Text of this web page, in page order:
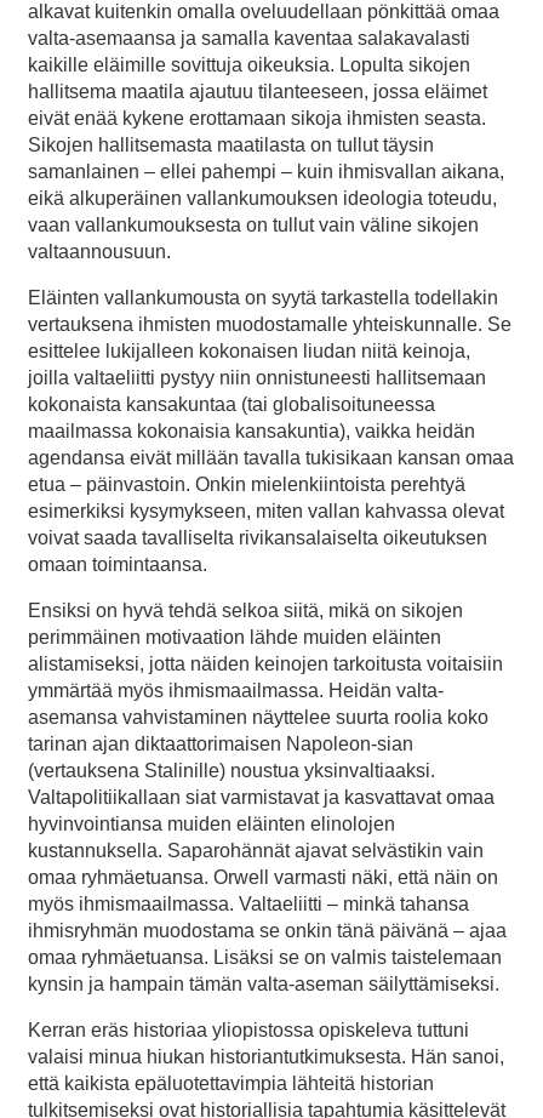
alkavat kuitenkin omalla oveluudellaan pönkittää omaa
valta-asemaansa ja samalla kaventaa salakavalasti
kaikille eläimille sovittuja oikeuksia. Lopulta sikojen
hallitsema maatila ajautuu tilanteeseen, jossa eläimet
eivät enää kykene erottamaan sikoja ihmisten seasta.
Sikojen hallitsemasta maatilasta on tullut täysin
samanlainen – ellei pahempi – kuin ihmisvallan aikana,
eikä alkuperäinen vallankumouksen ideologia toteudu,
vaan vallankumouksesta on tullut vain väline sikojen
valtaannousuun.
Eläinten vallankumousta on syytä tarkastella todellakin
vertauksena ihmisten muodostamalle yhteiskunnalle. Se
esittelee lukijalleen kokonaisen liudan niitä keinoja,
joilla valtaeliitti pystyy niin onnistuneesti hallitsemaan
kokonaista kansakuntaa (tai globalisoituneessa
maailmassa kokonaisia kansakuntia), vaikka heidän
agendansa eivät millään tavalla tukisikaan kansan omaa
etua – päinvastoin. Onkin mielenkiintoista perehtyä
esimerkiksi kysymykseen, miten vallan kahvassa olevat
voivat saada tavalliselta rivikansalaiselta oikeutuksen
omaan toimintaansa.
Ensiksi on hyvä tehdä selkoa siitä, mikä on sikojen
perimmäinen motivaation lähde muiden eläinten
alistamiseksi, jotta näiden keinojen tarkoitusta voitaisiin
ymmärtää myös ihmismaailmassa. Heidän valta-
asemansa vahvistaminen näyttelee suurta roolia koko
tarinan ajan diktaattorimaisen Napoleon-sian
(vertauksena Stalinille) noustua yksinvaltiaaksi.
Valtapolitiikallaan siat varmistavat ja kasvattavat omaa
hyvinvointiansa muiden eläinten elinolojen
kustannuksella. Saparohännät ajavat selvästikin vain
omaa ryhmäetuansa. Orwell varmasti näki, että näin on
myös ihmismaailmassa. Valtaeliitti – minkä tahansa
ihmisryhmän muodostama se onkin tänä päivänä – ajaa
omaa ryhmäetuansa. Lisäksi se on valmis taistelemaan
kynsin ja hampain tämän valta-aseman säilyttämiseksi.
Kerran eräs historiaa yliopistossa opiskeleva tuttuni
valaisi minua hiukan historiantutkimuksesta. Hän sanoi,
että kaikista epäluotettavimpia lähteitä historian
tulkitsemiseksi ovat historiallisia tapahtumia käsittelevät